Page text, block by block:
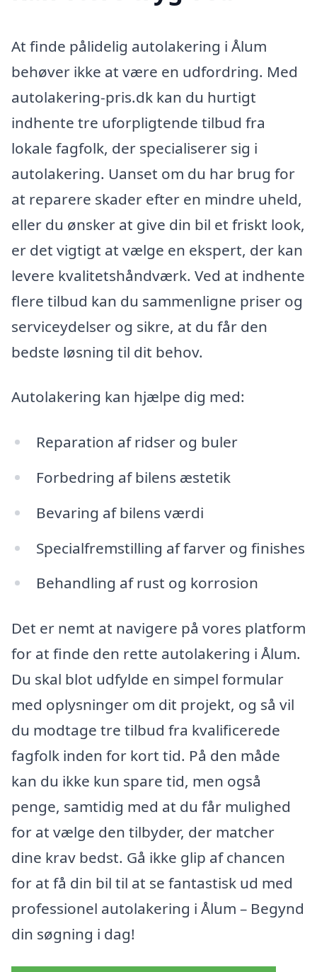
At finde pålidelig autolakering i Ålum
behøver ikke at være en udfordring. Med
autolakering-pris.dk kan du hurtigt
indhente tre uforpligtende tilbud fra
lokale fagfolk, der specialiserer sig i
autolakering. Uanset om du har brug for
at reparere skader efter en mindre uheld,
eller du ønsker at give din bil et friskt look,
er det vigtigt at vælge en ekspert, der kan
levere kvalitetshåndværk. Ved at indhente
flere tilbud kan du sammenligne priser og
serviceydelser og sikre, at du får den
bedste løsning til dit behov.
Autolakering kan hjælpe dig med:
Reparation af ridser og buler
Forbedring af bilens æstetik
Bevaring af bilens værdi
Specialfremstilling af farver og finishes
Behandling af rust og korrosion
Det er nemt at navigere på vores platform
for at finde den rette autolakering i Ålum.
Du skal blot udfylde en simpel formular
med oplysninger om dit projekt, og så vil
du modtage tre tilbud fra kvalificerede
fagfolk inden for kort tid. På den måde
kan du ikke kun spare tid, men også
penge, samtidig med at du får mulighed
for at vælge den tilbyder, der matcher
dine krav bedst. Gå ikke glip af chancen
for at få din bil til at se fantastisk ud med
professionel autolakering i Ålum – Begynd
din søgning i dag!